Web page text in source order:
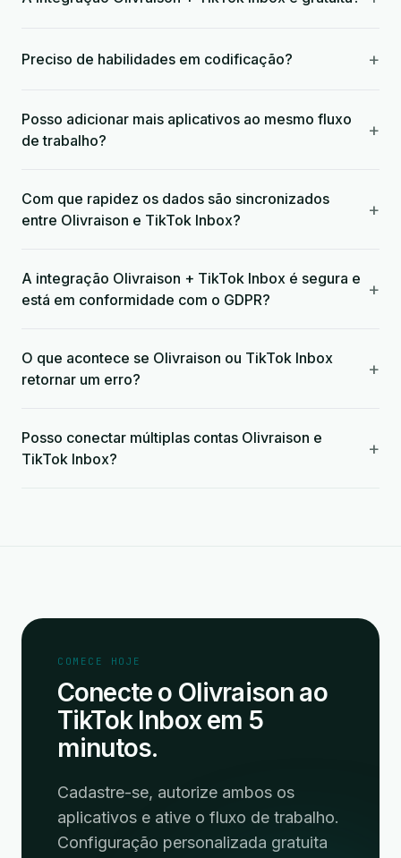
Preciso de habilidades em codificação? +
Posso adicionar mais aplicativos ao mesmo fluxo
de trabalho?
+
Com que rapidez os dados são sincronizados
entre Olivraison e TikTok Inbox?
+
A integração Olivraison + TikTok Inbox é segura e
está em conformidade com o GDPR?
+
O que acontece se Olivraison ou TikTok Inbox
retornar um erro?
+
Posso conectar múltiplas contas Olivraison e
TikTok Inbox?
+
COMECE HOJE
Conecte o Olivraison ao
TikTok Inbox em 5
minutos.
Cadastre-se, autorize ambos os
aplicativos e ative o fluxo de trabalho.
Configuração personalizada gratuita